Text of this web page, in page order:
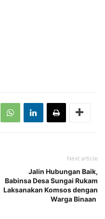
Next article
Jalin Hubungan Baik,
Babinsa Desa Sungai Rukam
Laksanakan Komsos dengan
Warga Binaan